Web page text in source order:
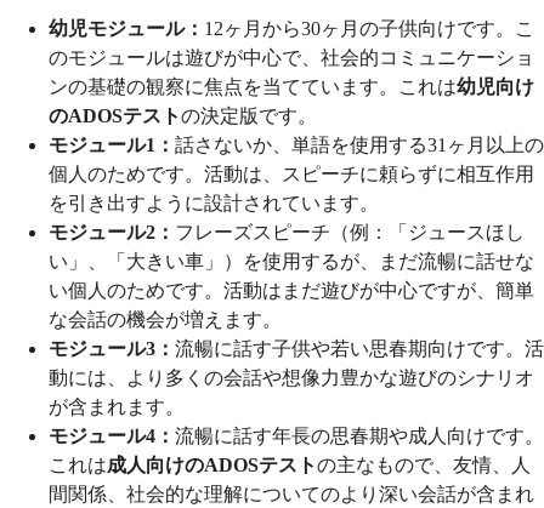
幼児モジュール： 12ヶ月から30ヶ月の子供向けです。こ
のモジュールは遊びが中心で、社会的コミュニケーショ
ンの基礎の観察に焦点を当てています。これは幼児向け
のADOSテストの決定版です。
モジュール1： 話さないか、単語を使用する31ヶ月以上の
個人のためです。活動は、スピーチに頼らずに相互作用
を引き出すように設計されています。
モジュール2： フレーズスピーチ（例：「ジュースほし
い」、「大きい車」）を使用するが、まだ流暢に話せな
い個人のためです。活動はまだ遊びが中心ですが、簡単
な会話の機会が増えます。
モジュール3： 流暢に話す子供や若い思春期向けです。活
動には、より多くの会話や想像力豊かな遊びのシナリオ
が含まれます。
モジュール4： 流暢に話す年長の思春期や成人向けです。
これは成人向けのADOSテストの主なもので、友情、人
間関係、社会的な理解についてのより深い会話が含まれ